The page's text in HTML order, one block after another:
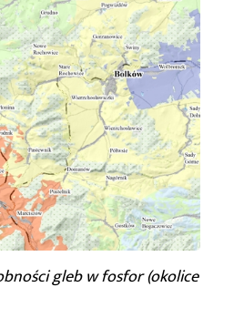
gleb w fosfor (okolice